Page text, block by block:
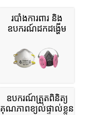
របាំងការពារ និង
ឧបករណ៍ដកដង្ហើម
ឧបករណ៍ត្រួតពិនិត្យ
គុណភាពខ្យល់ផ្ទាល់ខ្លួន